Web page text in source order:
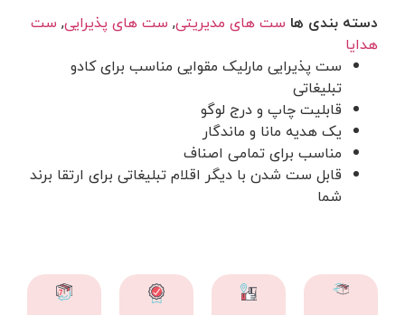
دسته بندی ها ست های مدیریتی, ست های پذیرایی, ست
هدایا
ست پذیرایی مارلیک مقوایی مناسب برای کادو
تبلیغاتی
قابلیت چاپ و درج لوگو
یک هدیه مانا و ماندگار
مناسب برای تمامی اصناف
قابل ست شدن با دیگر اقلام تبلیغاتی برای ارتقا برند
شما